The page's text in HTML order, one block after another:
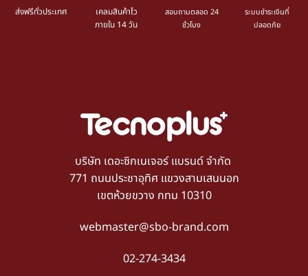
ส่งฟรีทั่วประเทศ
เคลมสินค้าไว
ภายใน 14 วัน
สอบถามตลอด 24
ชั่วโมง
ระบบชำระเงินที่
ปลอดภัย
บริษัท เดอะซิกเนเจอร์ แบรนด์ จำกัด
771 ถนนประชาอุทิศ แขวงสามเสนนอก
เขตห้วยขวาง กทม 10310
webmaster@sbo-brand.com
02-274-3434